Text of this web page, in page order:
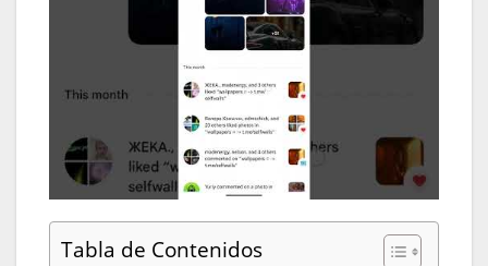
Tabla de Contenidos